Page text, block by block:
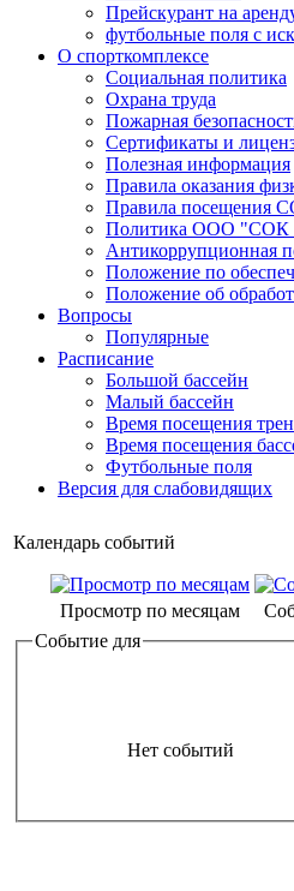
Прейскурант на
футбольные поля с
О спорткомплексе
Социальная политика
Охрана труда
Пожарная
Сертификаты и
Полезная информация
Правила оказания
Правила посещения
Политика ООО "СОК
Антикоррупционная
Положение по
Положение об
Вопросы
Популярные
Расписание
Большой бассейн
Малый бассейн
Время посещения
Время посещения
Футбольные поля
Версия для слабовидящих
Календарь событий
Просмотр по месяцам
Событие для
Нет событий